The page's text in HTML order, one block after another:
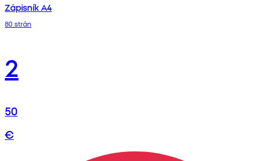
Zápisník A4
80 strán
2
50
€